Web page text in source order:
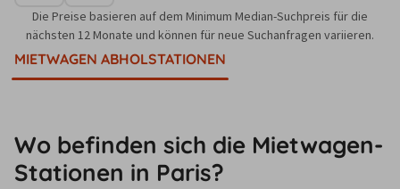
Die Preise basieren auf dem Minimum Median-Suchpreis für die
nächsten 12 Monate und können für neue Suchanfragen variieren.
MIETWAGEN ABHOLSTATIONEN
Wo befinden sich die Mietwagen-
Stationen in Paris?